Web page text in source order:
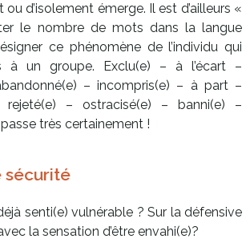
d’isolement émerge. Il est d’ailleurs «
le nombre de mots dans la langue
ce phénomène de l’individu qui
à un groupe. Exclu(e) – à l’écart –
– incompris(e) – à part –
rejeté(e) – ostracisé(e) – banni(e) –
passe très certainement !
sécurité
senti(e) vulnérable ? Sur la défensive
la sensation d’être envahi(e)?